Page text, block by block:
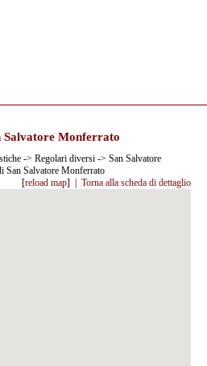
Salvatore Monferrato
-> Regolari diversi -> San Salvatore
Salvatore Monferrato
[reload map] | Torna alla scheda di dettaglio